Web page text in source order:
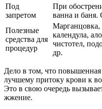
Под
запретом
При
ванна и баня.
Полезные
средства для
процедур
Марганцовка,
календула,
чистотел,
др.
Дело в том, что повышенная
лучшему притоку крови к
Это в свою очередь
жжение.